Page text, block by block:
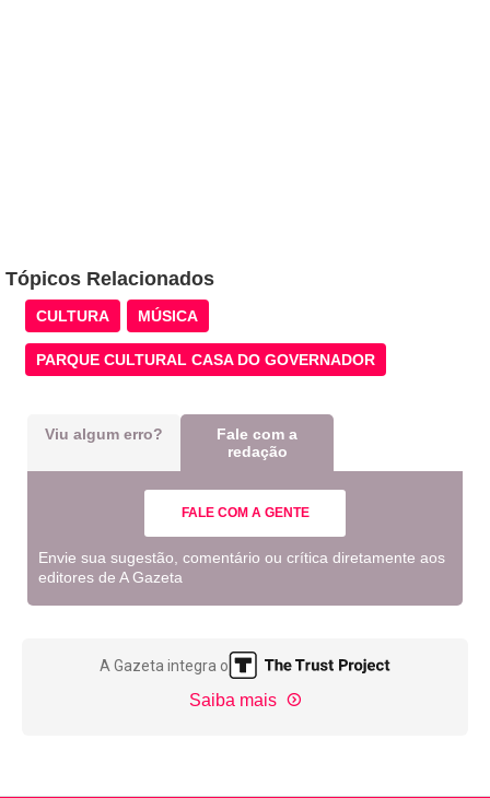
Tópicos Relacionados
CULTURA MÚSICA
PARQUE CULTURAL CASA DO GOVERNADOR
Viu algum erro?
Fale com a
redação
FALE COM A GENTE
Envie sua sugestão, comentário ou crítica diretamente aos
editores de A Gazeta
A Gazeta integra o
Saiba mais